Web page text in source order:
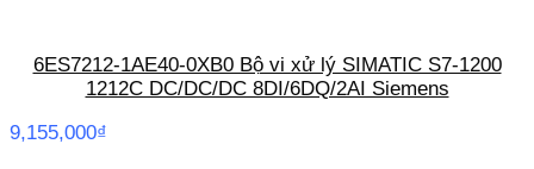
6ES7212-1AE40-0XB0 Bộ vi xử lý SIMATIC S7-1200
1212C DC/DC/DC 8DI/6DQ/2AI Siemens
9,155,000₫